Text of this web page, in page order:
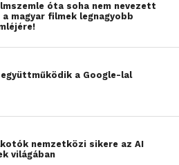
óta soha nem nevezett
a magyar filmek legnagyobb
együttműködik a Google-lal
nemzetközi sikere az AI
világában